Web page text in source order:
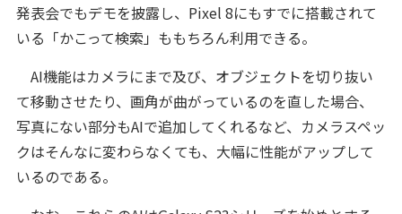
発表会でもデモを披露し、Pixel 8にもすでに搭載されて
いる「かこって検索」ももちろん利用できる。
AI機能はカメラにまで及び、オブジェクトを切り抜い
て移動させたり、画角が曲がっているのを直した場合、
写真にない部分もAIで追加してくれるなど、カメラスペッ
クはそんなに変わらなくても、大幅に性能がアップして
いるのである。